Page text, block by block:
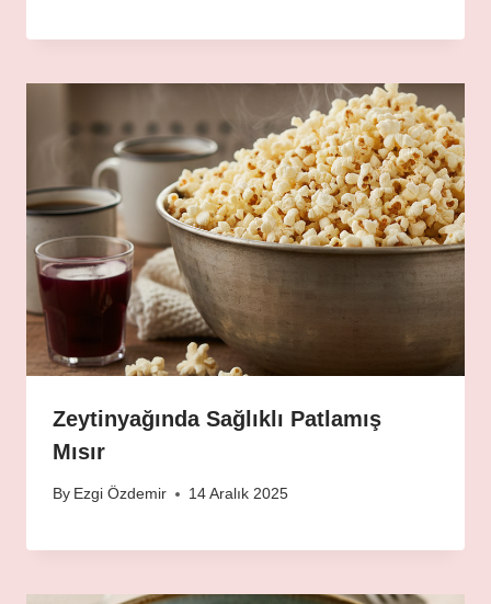
Zeytinyağında Sağlıklı Patlamış
Mısır
By Ezgi Özdemir 14 Aralık 2025